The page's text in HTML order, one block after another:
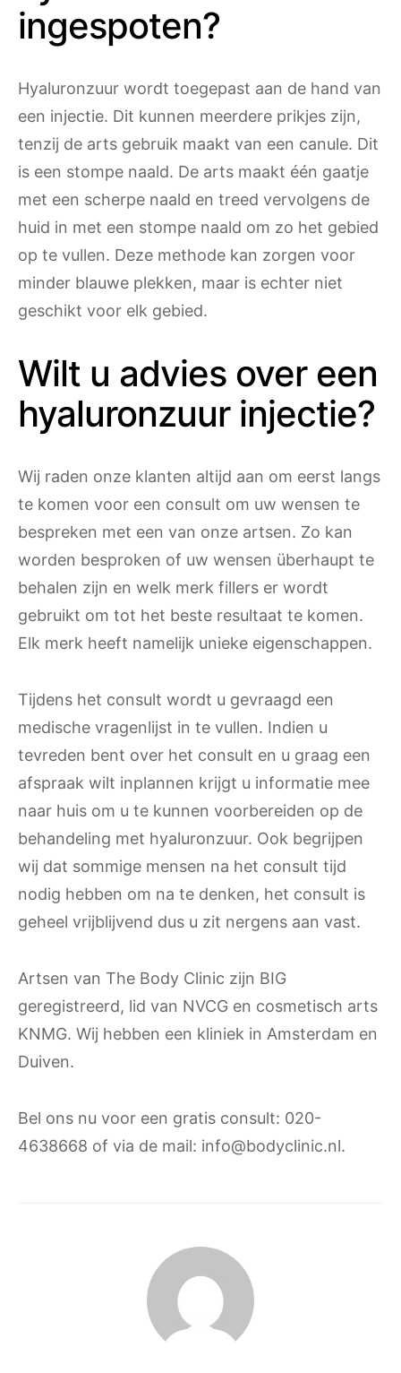
ingespoten?
Hyaluronzuur wordt toegepast aan de hand van
een injectie. Dit kunnen meerdere prikjes zijn,
tenzij de arts gebruik maakt van een canule. Dit
is een stompe naald. De arts maakt één gaatje
met een scherpe naald en treed vervolgens de
huid in met een stompe naald om zo het gebied
op te vullen. Deze methode kan zorgen voor
minder blauwe plekken, maar is echter niet
geschikt voor elk gebied.
Wilt u advies over een
hyaluronzuur injectie?
Wij raden onze klanten altijd aan om eerst langs
te komen voor een consult om uw wensen te
bespreken met een van onze artsen. Zo kan
worden besproken of uw wensen überhaupt te
behalen zijn en welk merk fillers er wordt
gebruikt om tot het beste resultaat te komen.
Elk merk heeft namelijk unieke eigenschappen.
Tijdens het consult wordt u gevraagd een
medische vragenlijst in te vullen. Indien u
tevreden bent over het consult en u graag een
afspraak wilt inplannen krijgt u informatie mee
naar huis om u te kunnen voorbereiden op de
behandeling met hyaluronzuur. Ook begrijpen
wij dat sommige mensen na het consult tijd
nodig hebben om na te denken, het consult is
geheel vrijblijvend dus u zit nergens aan vast.
Artsen van The Body Clinic zijn BIG
geregistreerd, lid van NVCG en cosmetisch arts
KNMG. Wij hebben een kliniek in Amsterdam en
Duiven.
Bel ons nu voor een gratis consult: 020-
4638668 of via de mail: info@bodyclinic.nl.